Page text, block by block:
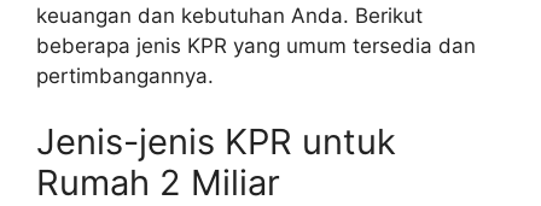
keuangan dan kebutuhan Anda. Berikut
beberapa jenis KPR yang umum tersedia dan
pertimbangannya.
Jenis-jenis KPR untuk
Rumah 2 Miliar